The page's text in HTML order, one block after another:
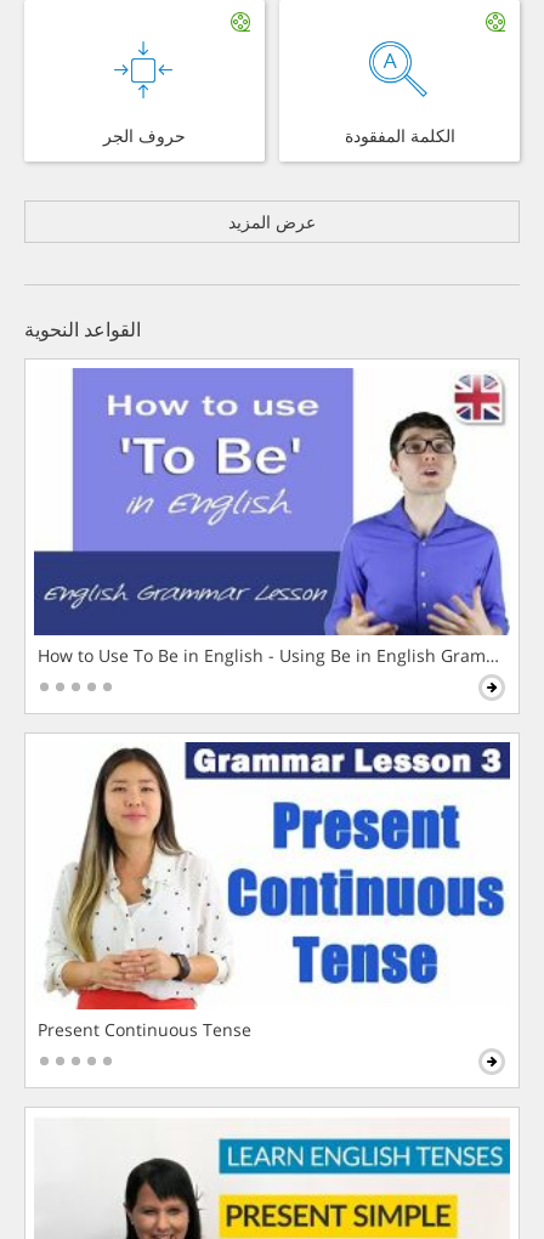
حروف الجر الكلمة المفقودة
عرض المزيد
القواعد النحوية
How to Use To Be in English - Using Be in English Grammar
Present Continuous Tense